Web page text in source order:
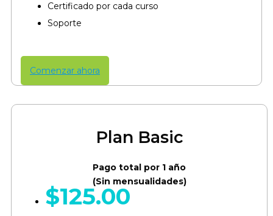
Certificado por cada curso​
Soporte
Comenzar ahora
Plan Basic
Pago total por 1 año
(Sin mensualidades)
$125.00